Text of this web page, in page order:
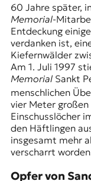
60 Jahre später,
Memorial-
Entdeckung
verdanken ist,
Kiefernwälder
Am 1. Juli 1997
MemorialSankt
menschlichen
vier Meter
Einschusslöcher
den Häftlingen
insgesamt mehr
verscharrt
Opfer von